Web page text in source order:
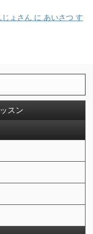
ょさん に あいさつ す
スン